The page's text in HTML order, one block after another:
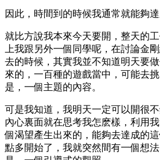
因此，時間到的時候我通常就能夠達
就比方說我本來今天要開，整天的
上我跟另外一個同學呢，在討論金
去的時候，其實我並不知道明天要
來的，一百種的遊戲當中，可能去
是，一個主題的內容。
可是我知道，我明天一定可以開很
內心裏面就在思考我怎麽樣，利用
個渴望產生出來的，能夠去達成的
點多開始了，我就突然間有一個想